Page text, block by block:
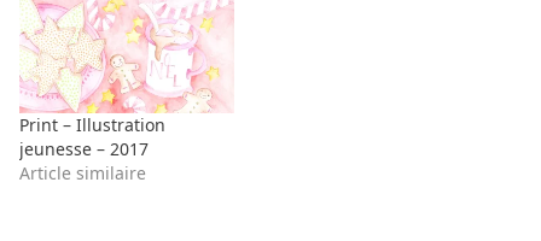
Print – Illustration
jeunesse – 2017
Article similaire